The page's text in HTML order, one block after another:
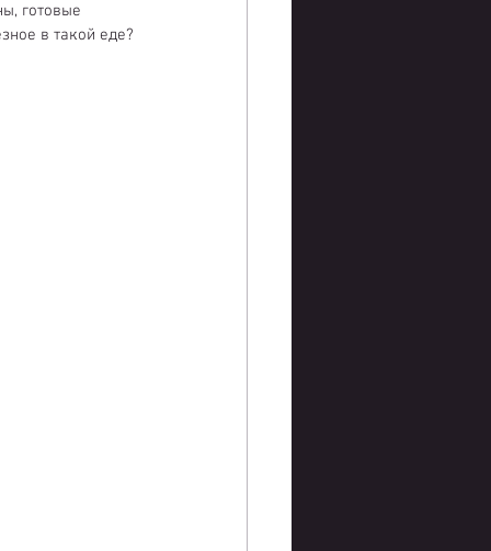
готовые
в такой еде?